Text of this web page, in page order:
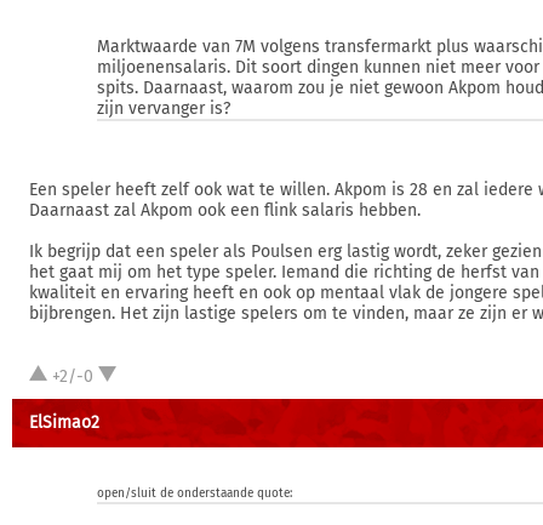
Marktwaarde van 7M volgens transfermarkt plus
miljoenensalaris. Dit soort dingen kunnen niet meer
spits. Daarnaast, waarom zou je niet gewoon Akpom
zijn vervanger is?
Een speler heeft zelf ook wat te willen. Akpom is 28 en zal iedere
Daarnaast zal Akpom ook een flink salaris hebben.
Ik begrijp dat een speler als Poulsen erg lastig wordt, zeker
het gaat mij om het type speler. Iemand die richting de herfst
kwaliteit en ervaring heeft en ook op mentaal vlak de jongere
bijbrengen. Het zijn lastige spelers om te vinden, maar ze zijn er
+2/-0
ElSimao2
open/sluit de onderstaande quote: